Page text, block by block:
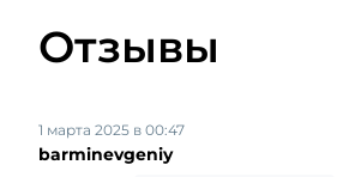
Отзывы
barminevgeniy
1 марта 2025 в 00:47